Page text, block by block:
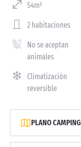
54m²
2 habitaciones
No se aceptan
animales
Climatización
reversible
PLANO CAMPING